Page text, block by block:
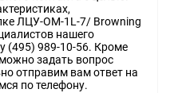
ЛЦУ-ОМ-1L-7/ Browning
нашего
(495) 989-10-56. Кроме
задать вопрос
отправим вам ответ на
по телефону.